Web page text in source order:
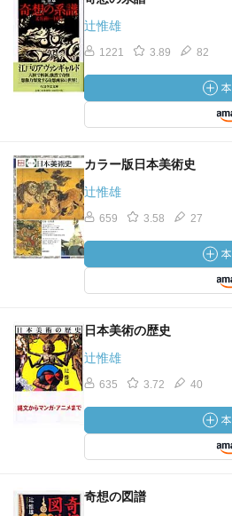
辻惟雄
1221 3.89 82
カラー版日本美術史
辻惟雄
659 3.58 27
日本美術の歴史
辻惟雄
635 3.72 40
奇想の図譜